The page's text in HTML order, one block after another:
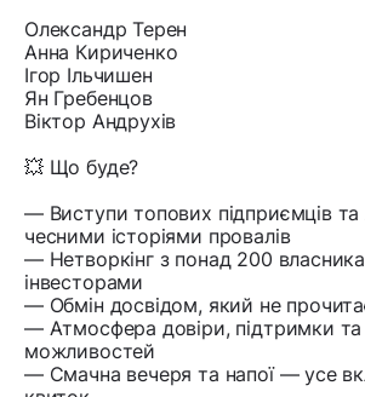
Олександр Терен
Анна Кириченко
Ігор Ільчишен
Ян Гребенцов
Віктор Андрухів
💥 Що буде?
— Виступи топових підприємців та
чесними історіями провалів
— Нетворкінг з понад 200
інвесторами
— Обмін досвідом, який не
— Атмосфера довіри, підтримки та
можливостей
— Смачна вечеря та напої — усе